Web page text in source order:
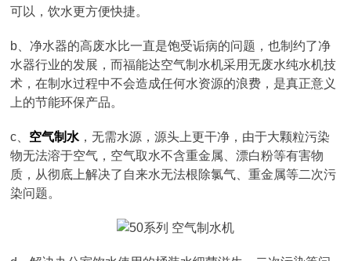
可以，饮水更方便快捷。
b、净水器的高废水比一直是饱受诟病的问题，也制约了净
水器行业的发展，而福能达空气制水机采用无废水纯水机技
术，在制水过程中不会造成任何水资源的浪费，是真正意义
上的节能环保产品。
c、 空气制水 ，无需水源，源头上更干净，由于大颗粒污染
物无法溶于空气，空气取水不含重金属、漂白粉等有害物
质，从彻底上解决了自来水无法根除氯气、重金属等二次污
染问题。